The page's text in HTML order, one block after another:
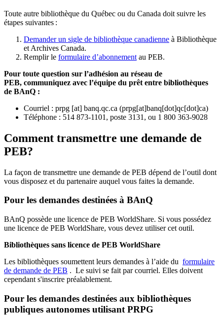
Toute autre bibliothèque du Québec ou du Canada doit suivre les
étapes suivantes :
Demander un sigle de bibliothèque canadienne à Bibliothèque
et Archives Canada.
Remplir le formulaire d’abonnement au PEB.
Pour toute question sur l’adhésion au réseau de
PEB, communiquez avec l’équipe du prêt entre bibliothèques
de BAnQ :
Courriel : prpg [at] banq.qc.ca (prpg[at]banq[dot]qc[dot]ca)
Téléphone : 514 873-1101, poste 3131, ou 1 800 363-9028
Comment transmettre une demande de
PEB?
La façon de transmettre une demande de PEB dépend de l’outil dont
vous disposez et du partenaire auquel vous faites la demande.
Pour les demandes destinées à BAnQ
BAnQ possède une licence de PEB WorldShare. Si vous possédez
une licence de PEB WorldShare, vous devez utiliser cet outil.
Bibliothèques sans licence de PEB WorldShare
Les bibliothèques soumettent leurs demandes à l’aide du formulaire
de demande de PEB . Le suivi se fait par courriel. Elles doivent
cependant s'inscrire préalablement.
Pour les demandes destinées aux bibliothèques
publiques autonomes utilisant PRPG